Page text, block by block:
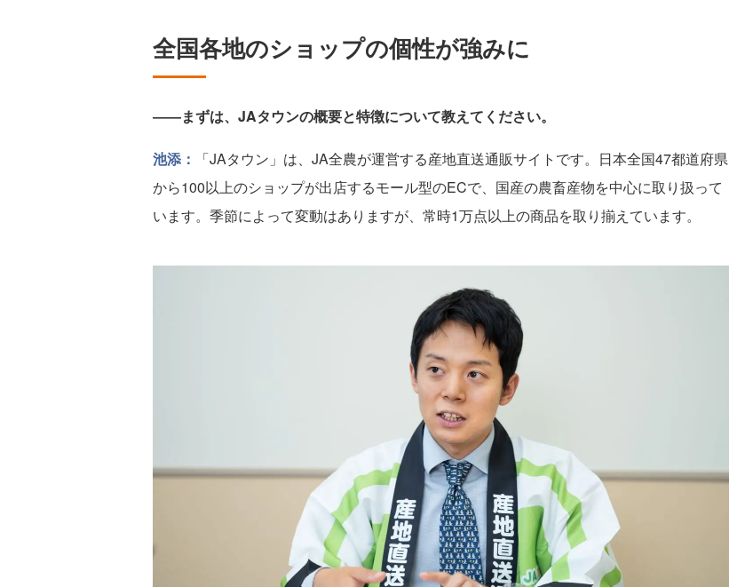
全国各地のショップの個性が強みに
――まずは、JAタウンの概要と特徴について教えてください。
池添：
「JAタウン」は、JA全農が運営する産地直送通販サイトです。日本全国47都道府県
から100以上のショップが出店するモール型のECで、国産の農畜産物を中心に取り扱って
います。季節によって変動はありますが、常時1万点以上の商品を取り揃えています。